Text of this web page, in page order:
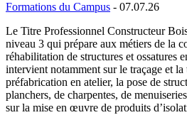
Formations du Campus - 07.07.26
Le Titre Professionnel Constructeur
niveau 3 qui prépare aux métiers de la
réhabilitation de structures et ossatures
intervient notamment sur le traçage et la
préfabrication en atelier, la pose de
planchers, de charpentes, de
sur la mise en œuvre de produits